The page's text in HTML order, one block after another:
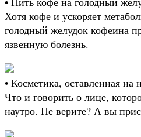
Хотя кофе и ускоряет
голодный желудок кофеина
язвенную болезнь.
• Косметика, оставленная на
Что и говорить о лице,
наутро. Не верите? А вы